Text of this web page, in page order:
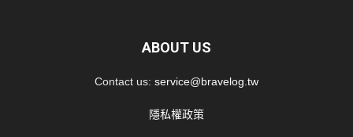
ABOUT US
Contact us: service@bravelog.tw
隱私權政策